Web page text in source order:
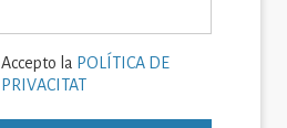
Accepto la POLÍTICA DE
PRIVACITAT